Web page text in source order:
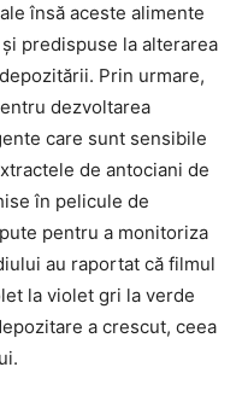
însă aceste alimente
predispuse la alterarea
Prin urmare,
dezvoltarea
care sunt sensibile
de antociani de
în pelicule de
pentru a monitoriza
au raportat că filmul
la violet gri la verde
a crescut, ceea